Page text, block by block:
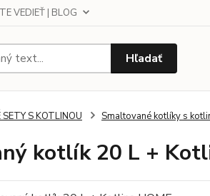
VEDIEŤ | BLOG
Hľadať
S KOTLINOU Smaltované kotlíky s
kotlík 20 L +